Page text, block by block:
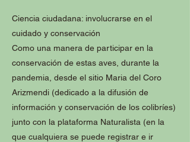
Ciencia ciudadana: involucrarse en el
cuidado y conservación
Como una manera de participar en la
conservación de estas aves, durante la
pandemia, desde el sitio Maria del Coro
Arizmendi (dedicado a la difusión de
información y conservación de los colibríes)
junto con la plataforma Naturalista (en la
que cualquiera se puede registrar e ir